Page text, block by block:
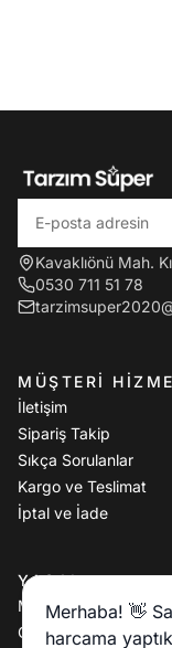
Kavaklıönü Mah.
0530 711 51 78
MÜŞTERI
İletişim
Sipariş Takip
Sıkça Sorulanlar
Kargo ve Teslimat
İptal ve İade
YASAL
Mesafeli Satış
Gizlilik Politikası
Merhaba! 👋
harcama